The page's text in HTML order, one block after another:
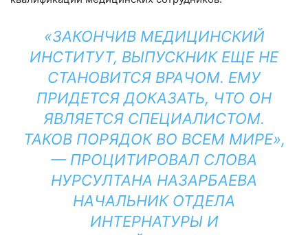
«ЗАКОНЧИВ МЕДИЦИНСКИЙ
ИНСТИТУТ, ВЫПУСКНИК ЕЩЕ НЕ
СТАНОВИТСЯ ВРАЧОМ. ЕМУ
ПРИДЕТСЯ ДОКАЗАТЬ, ЧТО ОН
ЯВЛЯЕТСЯ СПЕЦИАЛИСТОМ.
ТАКОВ ПОРЯДОК ВО ВСЕМ МИРЕ»,
— ПРОЦИТИРОВАЛ СЛОВА
НУРСУЛТАНА НАЗАРБАЕВА
НАЧАЛЬНИК ОТДЕЛА
ИНТЕРНАТУРЫ И